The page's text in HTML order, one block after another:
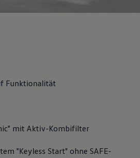
Ladekabel
Ihr Modell finden
Fahrzeug verbinden
für Software, Karten und Radio
Funktionalität
mit Aktiv-Kombifilter
"Keyless Start" ohne SAFE-